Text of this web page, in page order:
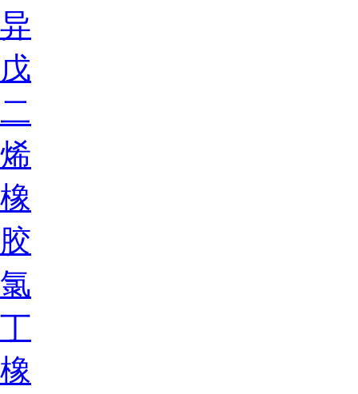
异
戊
二
烯
橡
胶
氯
丁
橡